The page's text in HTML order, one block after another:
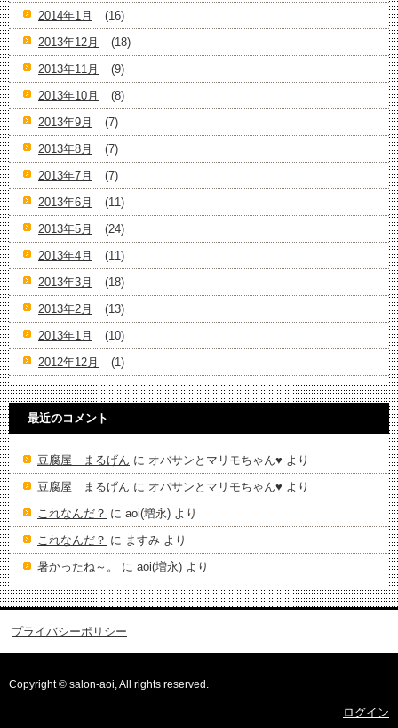
2014年1月
(16)
2013年12月
(18)
2013年11月
(9)
2013年10月
(8)
2013年9月
(7)
2013年8月
(7)
2013年7月
(7)
2013年6月
(11)
2013年5月
(24)
2013年4月
(11)
2013年3月
(18)
2013年2月
(13)
2013年1月
(10)
2012年12月
(1)
最近のコメント
豆腐屋 まるげん に オバサンとマリモちゃん♥️ より
豆腐屋 まるげん に オバサンとマリモちゃん♥️ より
これなんだ？ に aoi(増永) より
これなんだ？ に ますみ より
暑かったね～。
に aoi(増永) より
プライバシーポリシー
Copyright © salon-aoi, All rights reserved.
ログイン